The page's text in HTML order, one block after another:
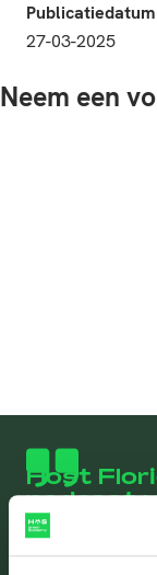
Publicatiedatum
27-03-2025
Neem een
Host
podcast